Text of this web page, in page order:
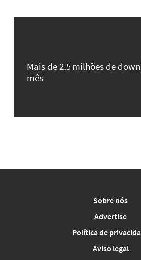
Mais de 2,5 milhões de
mês
Sobre nós
Advertise
Política de
Aviso legal